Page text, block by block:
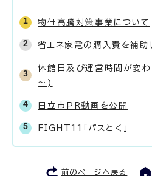
物価高騰対策事業について
省エネ家電の購入費を補助
休館日及び運営時間が変
～)
日立市PR動画を公開
FIGHT11「パスとく」
前のページへ戻る